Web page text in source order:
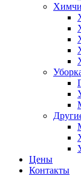
Цены
Контакты